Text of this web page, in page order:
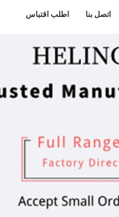
اتصل بنا اطلب اقتباس